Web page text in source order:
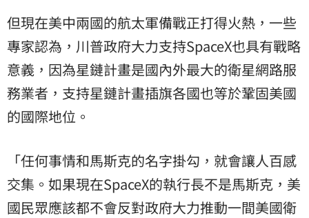
但現在美中兩國的航太軍備戰正打得火熱，一些
專家認為，川普政府大力支持SpaceX也具有戰略
意義，因為星鏈計畫是國內外最大的衛星網路服
務業者，支持星鏈計畫插旗各國也等於鞏固美國
的國際地位。
「任何事情和馬斯克的名字掛勾，就會讓人百感
交集。如果現在SpaceX的執行長不是馬斯克，美
國民眾應該都不會反對政府大力推動一間美國衛